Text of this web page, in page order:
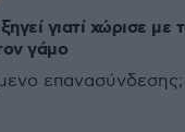
γιατί χώρισε με
γάμο
επανασύνδεσης;